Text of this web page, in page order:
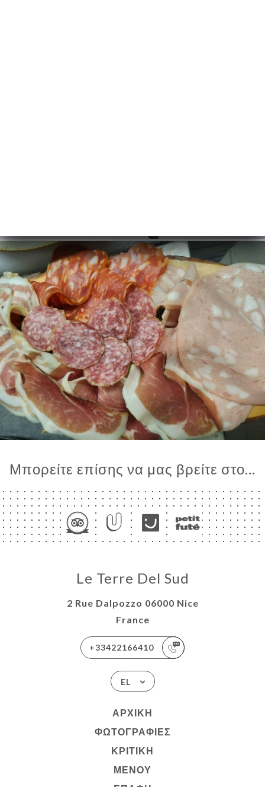
Μπορείτε επίσης να μας βρείτε στο...
Le Terre Del Sud
2 Rue Dalpozzo 06000 Nice
France
+33422166410
EL
ΑΡΧΙΚΉ
ΦΩΤΟΓΡΑΦΊΕΣ
ΚΡΙΤΙΚΉ
ΜΕΝΟΎ